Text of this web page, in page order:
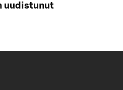
uudistunut